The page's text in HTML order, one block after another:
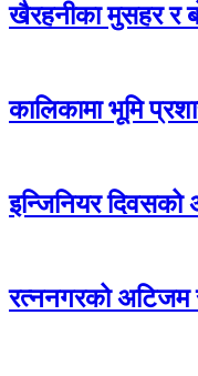
खैरहनीका मुसहर र
कालिकामा भूमि
इन्जिनियर
रत्ननगरको अटिजम